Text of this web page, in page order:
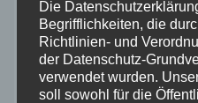
Hilfsorganisationen
Mayen-Koblenz
Die
Begrifflichkeiten, die
Richtlinien- und
der Datenschutz-
verwendet wurden.
soll sowohl für die